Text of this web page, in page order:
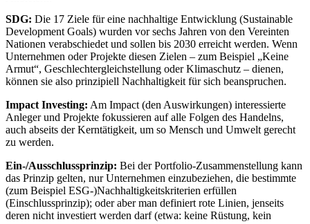
SDG: Die 17 Ziele für eine nachhaltige Entwicklung (Sustainable
Development Goals) wurden vor sechs Jahren von den Vereinten
Nationen verabschiedet und sollen bis 2030 erreicht werden. Wenn
Unternehmen oder Projekte diesen Zielen – zum Beispiel „Keine
Armut“, Geschlechtergleichstellung oder Klimaschutz – dienen,
können sie also prinzipiell Nachhaltigkeit für sich beanspruchen.
Impact Investing: Am Impact (den Auswirkungen) interessierte
Anleger und Projekte fokussieren auf alle Folgen des Handelns,
auch abseits der Kerntätigkeit, um so Mensch und Umwelt gerecht
zu werden.
Ein-/Ausschlussprinzip: Bei der Portfolio-Zusammenstellung kann
das Prinzip gelten, nur Unternehmen einzubeziehen, die bestimmte
(zum Beispiel ESG-)Nachhaltigkeitskriterien erfüllen
(Einschlussprinzip); oder aber man definiert rote Linien, jenseits
deren nicht investiert werden darf (etwa: keine Rüstung, kein